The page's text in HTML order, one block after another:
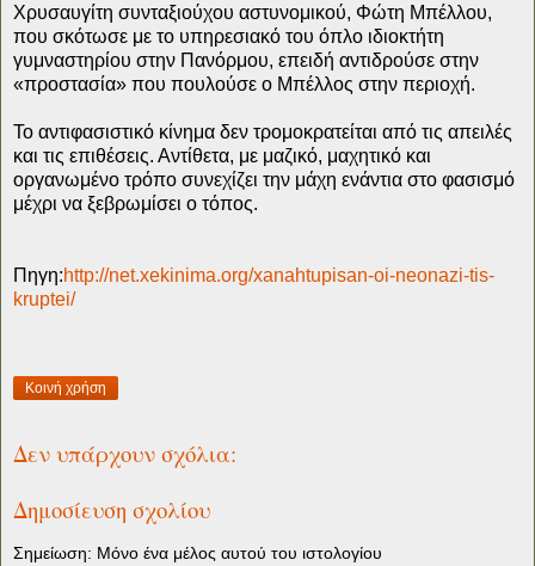
Χρυσαυγίτη συνταξιούχου αστυνομικού, Φώτη Μπέλλου,
που σκότωσε με το υπηρεσιακό του όπλο ιδιοκτήτη
γυμναστηρίου στην Πανόρμου, επειδή αντιδρούσε στην
«προστασία» που πουλούσε ο Μπέλλος στην περιοχή.
Το αντιφασιστικό κίνημα δεν τρομοκρατείται από τις απειλές
και τις επιθέσεις. Αντίθετα, με μαζικό, μαχητικό και
οργανωμένο τρόπο συνεχίζει την μάχη ενάντια στο φασισμό
μέχρι να ξεβρωμίσει ο τόπος.
Πηγη:http://net.xekinima.org/xanahtupisan-oi-neonazi-tis-
kruptei/
Κοινή χρήση
Δεν υπάρχουν σχόλια:
Δημοσίευση σχολίου
Σημείωση: Μόνο ένα μέλος αυτού του ιστολογίου